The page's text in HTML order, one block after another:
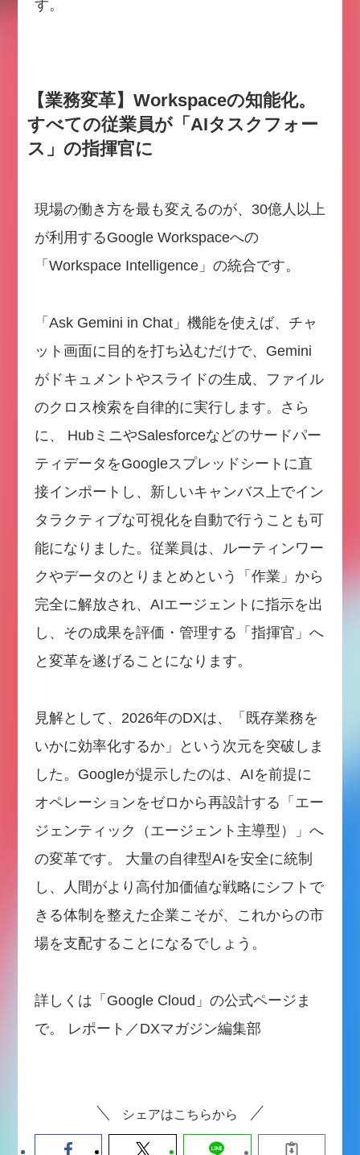
す。
【業務変革】Workspaceの知能化。
すべての従業員が「AIタスクフォー
ス」の指揮官に
現場の働き方を最も変えるのが、30億人以上
が利用するGoogle Workspaceへの
「Workspace Intelligence」の統合です。
「Ask Gemini in Chat」機能を使えば、チャ
ット画面に目的を打ち込むだけで、Gemini
がドキュメントやスライドの生成、ファイル
のクロス検索を自律的に実行します。さら
に、 HubミニやSalesforceなどのサードパー
ティデータをGoogleスプレッドシートに直
接インポートし、新しいキャンバス上でイン
タラクティブな可視化を自動で行うことも可
能になりました。従業員は、ルーティンワー
クやデータのとりまとめという「作業」から
完全に解放され、AIエージェントに指示を出
し、その成果を評価・管理する「指揮官」へ
と変革を遂げることになります。
見解として、2026年のDXは、「既存業務を
いかに効率化するか」という次元を突破しま
した。Googleが提示したのは、AIを前提に
オペレーションをゼロから再設計する「エー
ジェンティック（エージェント主導型）」へ
の変革です。 大量の自律型AIを安全に統制
し、人間がより高付加価値な戦略にシフトで
きる体制を整えた企業こそが、これからの市
場を支配することになるでしょう。
詳しくは「Google Cloud」の公式ページま
で。 レポート／DXマガジン編集部
シェアはこちらから